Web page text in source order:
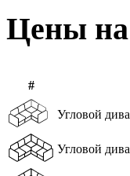
Цены на
#
Угловой
Угловой